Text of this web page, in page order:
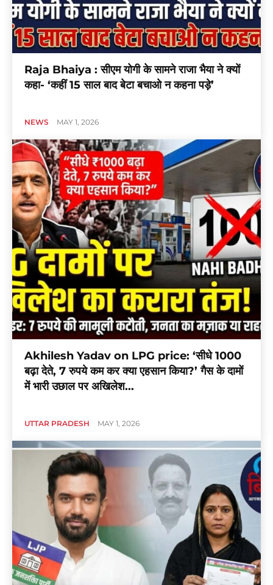
Raja Bhaiya : सीएम योगी के सामने राजा भैया ने क्यों
कहा- ‘कहीं 15 साल बाद बेटा बचाओ न कहना पड़े’
NEWS MAY 1, 2026
Akhilesh Yadav on LPG price: ‘सीधे 1000
बढ़ा देते, 7 रुपये कम कर क्या एहसान किया?’ गैस के दामों
में भारी उछाल पर अखिलेश...
UTTAR PRADESH MAY 1, 2026